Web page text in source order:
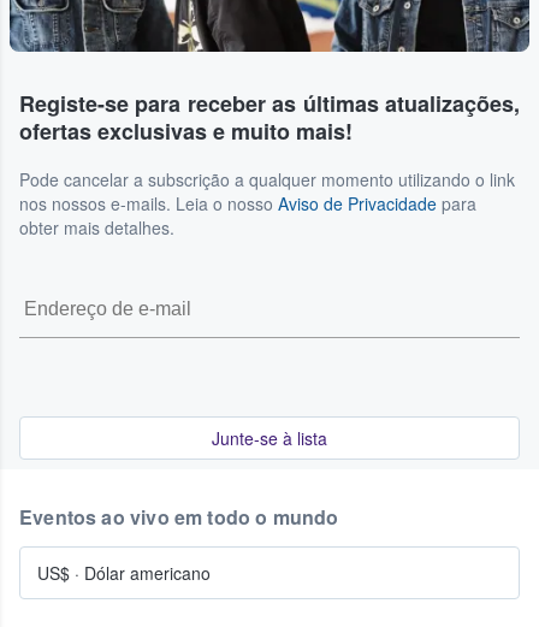
Registe-se para receber as últimas atualizações,
ofertas exclusivas e muito mais!
Pode cancelar a subscrição a qualquer momento utilizando o link
nos nossos e-mails. Leia o nosso Aviso de Privacidade para
obter mais detalhes.
Junte-se à lista
Eventos ao vivo em todo o mundo
US$ · Dólar americano